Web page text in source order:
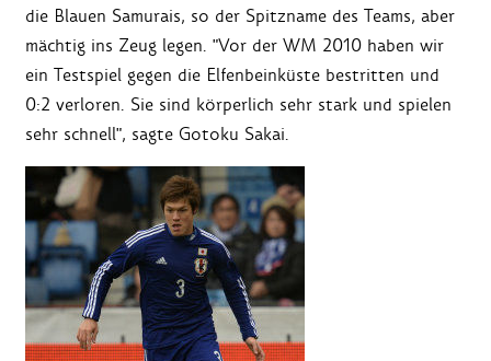
die Blauen Samurais, so der Spitzname des Teams, aber
mächtig ins Zeug legen. "Vor der WM 2010 haben wir
ein Testspiel gegen die Elfenbeinküste bestritten und
0:2 verloren. Sie sind körperlich sehr stark und spielen
sehr schnell", sagte Gotoku Sakai.